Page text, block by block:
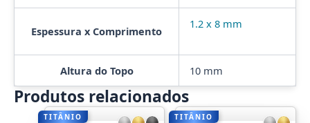
Espessura x Comprimento
1.2 x 8 mm
Altura do Topo 10 mm
Produtos relacionados
TITÂNIO TITÂNIO